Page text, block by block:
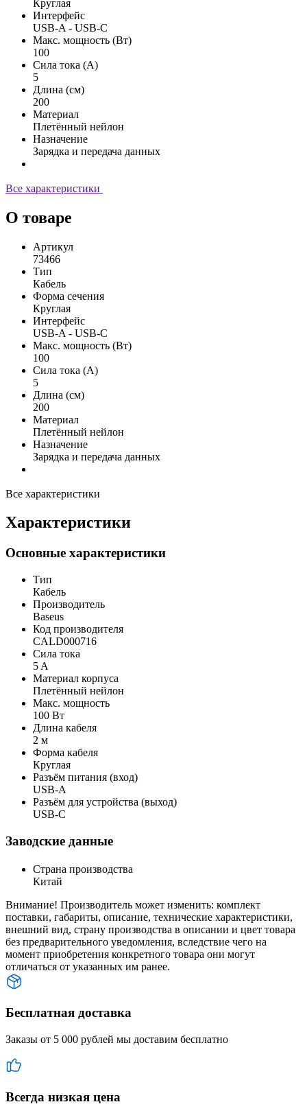
Круглая
Интерфейс
USB-A - USB-C
Макс. мощность (Вт)
100
Сила тока (А)
5
Длина (см)
200
Материал
Плетённый нейлон
Назначение
Зарядка и передача данных
Все характеристики
О товаре
Артикул
73466
Тип
Кабель
Форма сечения
Круглая
Интерфейс
USB-A - USB-C
Макс. мощность (Вт)
100
Сила тока (А)
5
Длина (см)
200
Материал
Плетённый нейлон
Назначение
Зарядка и передача данных
Все характеристики
Характеристики
Основные характеристики
Тип
Кабель
Производитель
Baseus
Код производителя
CALD000716
Сила тока
5 A
Материал корпуса
Плетённый нейлон
Макс. мощность
100 Вт
Длина кабеля
2 м
Форма кабеля
Круглая
Разъём питания (вход)
USB-A
Разъём для устройства (выход)
USB-C
Заводские данные
Страна производства
Китай
Внимание! Производитель может изменить: комплект
поставки, габариты, описание, технические характеристики,
внешний вид, страну производства в описании и цвет товара
без предварительного уведомления, вследствие чего на
момент приобретения конкретного товара они могут
отличаться от указанных им ранее.
Бесплатная доставка
Заказы от 5 000 рублей мы доставим бесплатно
Всегда низкая цена